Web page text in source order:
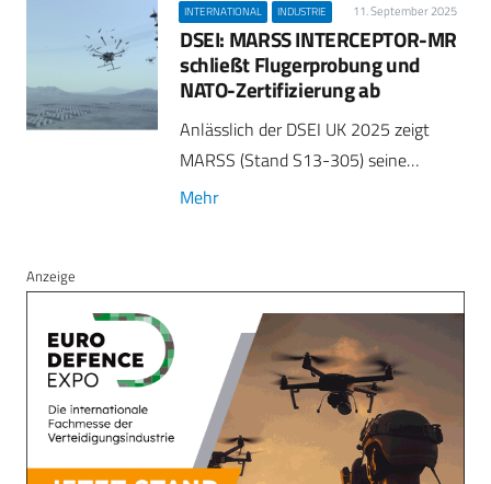
INTERNATIONAL INDUSTRIE 11. September 2025
DSEI: MARSS INTERCEPTOR-MR
schließt Flugerprobung und
NATO-Zertifizierung ab
Anlässlich der DSEI UK 2025 zeigt
MARSS (Stand S13-305) seine…
Mehr
Anzeige